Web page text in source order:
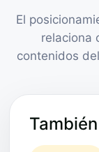
El
relaciona
contenidos